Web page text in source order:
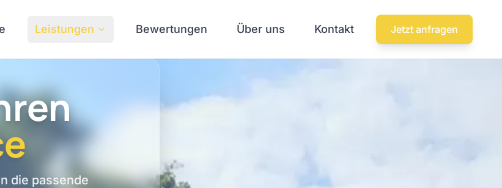
Leistungen Bewertungen Über uns Kontakt Jetzt anfragen
die passende